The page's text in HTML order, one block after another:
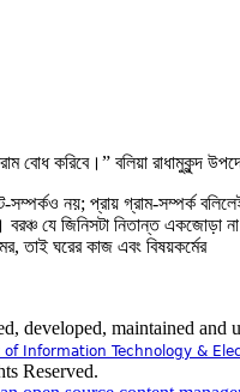
বোধ করিবে।” বলিয়া রাধামুকুন্দ
সম্পর্কও নয়; প্রায় গ্রাম-সম্পর্ক
যে জিনিসটা নিতান্ত একজোড়া
তাই ঘরের কাজ এবং বিষয়কর্মের
developed, maintained and
Information Technology &
Reserved.